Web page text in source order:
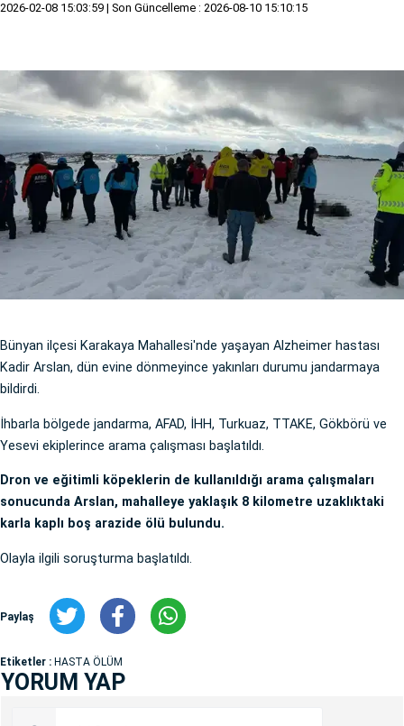
2026-02-08 15:03:59 | Son Güncelleme : 2026-08-10 15:10:15
Bünyan ilçesi Karakaya Mahallesi'nde yaşayan Alzheimer hastası
Kadir Arslan, dün evine dönmeyince yakınları durumu jandarmaya
bildirdi.
İhbarla bölgede jandarma, AFAD, İHH, Turkuaz, TTAKE, Gökbörü ve
Yesevi ekiplerince arama çalışması başlatıldı.
Dron ve eğitimli köpeklerin de kullanıldığı arama çalışmaları
sonucunda Arslan, mahalleye yaklaşık 8 kilometre uzaklıktaki
karla kaplı boş arazide ölü bulundu.
Olayla ilgili soruşturma başlatıldı.
Paylaş
Etiketler : HASTA ÖLÜM
YORUM YAP